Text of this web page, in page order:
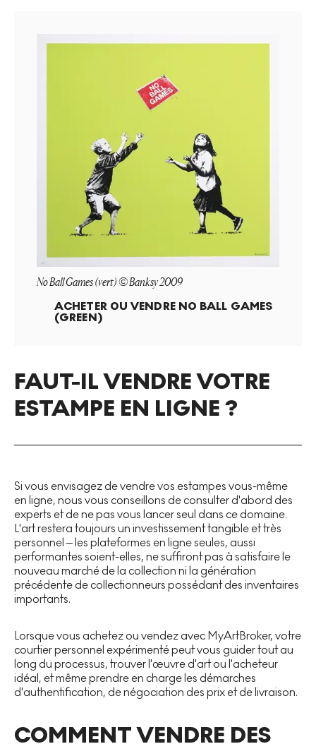
No Ball Games (vert) © Banksy 2009
ACHETER OU VENDRE NO BALL GAMES
(GREEN)
FAUT-IL VENDRE VOTRE
ESTAMPE EN LIGNE ?
Si vous envisagez de vendre vos estampes vous-même
en ligne, nous vous conseillons de consulter d'abord des
experts et de ne pas vous lancer seul dans ce domaine.
L'art restera toujours un investissement tangible et très
personnel – les plateformes en ligne seules, aussi
performantes soient-elles, ne suffiront pas à satisfaire le
nouveau marché de la collection ni la génération
précédente de collectionneurs possédant des inventaires
importants.
Lorsque vous achetez ou vendez avec MyArtBroker, votre
courtier personnel expérimenté peut vous guider tout au
long du processus, trouver l'œuvre d'art ou l'acheteur
idéal, et même prendre en charge les démarches
d'authentification, de négociation des prix et de livraison.
COMMENT VENDRE DES